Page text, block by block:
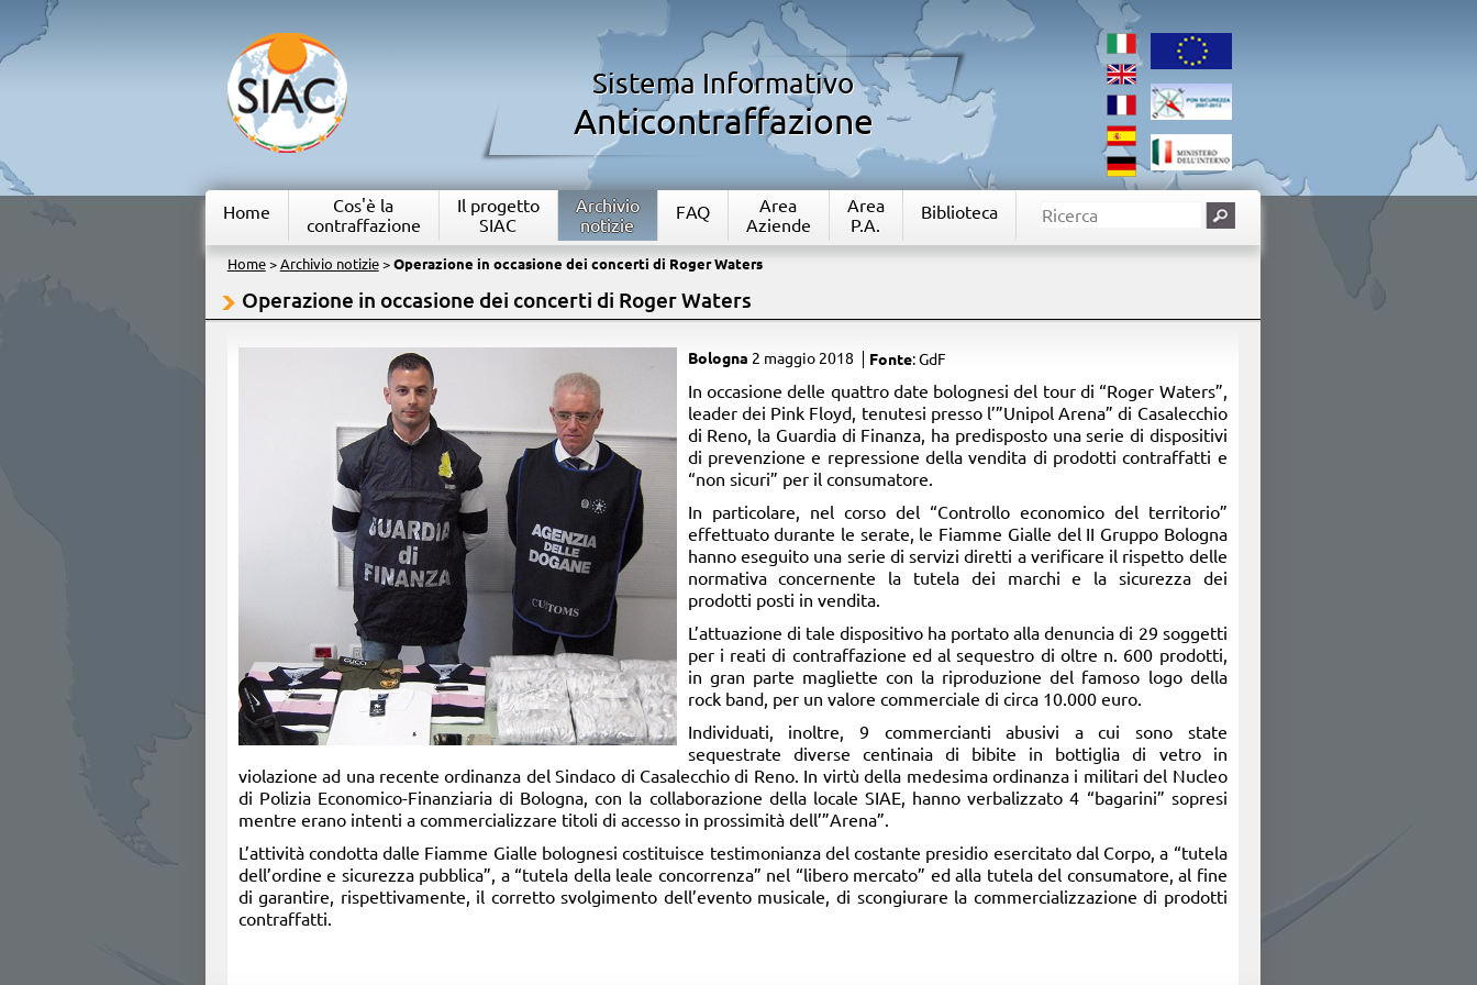
Sistema Informativo
Anticontraffazione
Home
Cos'è la
contraffazione
Il progetto
SIAC
Archivio
notizie
FAQ
Area
Aziende
Area
P.A.
Biblioteca
Home> Archivio notizie> Operazione in occasione dei concerti di Roger Waters
Operazione in occasione dei concerti di Roger Waters
Bologna 2 maggio 2018 Fonte: GdF
​In occasione delle quattro date bolognesi del tour di “Roger Waters”,
leader dei Pink Floyd, tenutesi presso l’”Unipol Arena” di Casalecchio
di Reno, la Guardia di Finanza, ha predisposto una serie di dispositivi
di prevenzione e repressione della vendita di prodotti contraffatti e
“non sicuri” per il consumatore.
In particolare, nel corso del “Controllo economico del territorio”
effettuato durante le serate, le Fiamme Gialle del II Gruppo Bologna
hanno eseguito una serie di servizi diretti a verificare il rispetto delle
normativa concernente la tutela dei marchi e la sicurezza dei
prodotti posti in vendita.
L’attuazione di tale dispositivo ha portato alla denuncia di 29 soggetti
per i reati di contraffazione ed al sequestro di oltre n. 600 prodotti,
in gran parte magliette con la riproduzione del famoso logo della
rock band, per un valore commerciale di circa 10.000 euro.
Individuati, inoltre, 9 commercianti abusivi a cui sono state
sequestrate diverse centinaia di bibite in bottiglia di vetro in
violazione ad una recente ordinanza del Sindaco di Casalecchio di Reno. In virtù della medesima ordinanza i militari del Nucleo
di Polizia Economico-Finanziaria di Bologna, con la collaborazione della locale SIAE, hanno verbalizzato 4 “bagarini” sopresi
mentre erano intenti a commercializzare titoli di accesso in prossimità dell’”Arena”.
L’attività condotta dalle Fiamme Gialle bolognesi costituisce testimonianza del costante presidio esercitato dal Corpo, a “tutela
dell’ordine e sicurezza pubblica”, a “tutela della leale concorrenza” nel “libero mercato” ed alla tutela del consumatore, al fine
di garantire, rispettivamente, il corretto svolgimento dell’evento musicale, di scongiurare la commercializzazione di prodotti
contraffatti.